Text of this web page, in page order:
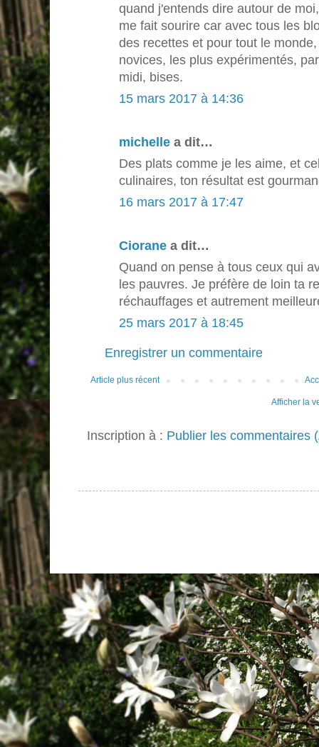
quand j'entends dire autour de
me fait sourire car avec tous les
des recettes et pour tout le
novices, les plus expérimentés,
midi, bises.
15 mars 2017 à 14:36
michelle a dit…
Des plats comme je les aime, et
culinaires, ton résultat est
16 mars 2017 à 17:47
Ciorane a dit…
Quand on pense à tous ceux qui
les pauvres. Je préfère de loin ta
réchauffages et autrement
25 mars 2017 à 18:45
Enregistrer un commentaire
Article plus récent
Afficher la
Inscription à : Publier les commentaires